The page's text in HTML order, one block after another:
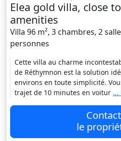
Elea gold villa, close
amenities
Villa 96 m², 3 chambres, 2
personnes
Cette villa au charme
de Réthymnon est la solution
environs en toute simplicité.
trajet de 10 minutes en voitur ...
le